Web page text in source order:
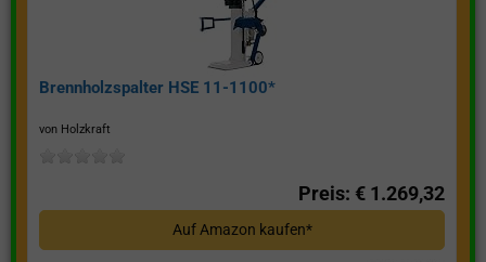
Brennholzspalter HSE 11-1100*
von Holzkraft
Preis: € 1.269,32
Auf Amazon kaufen*